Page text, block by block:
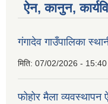
ऐन, कानुन,
गंगादेव गाउँपालिका
मिति: 07/02/2026 - 15:40
फोहोर मैला